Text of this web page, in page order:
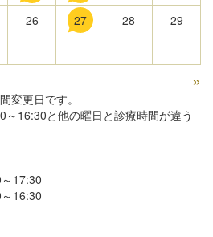
26 27 28
29
»
変更日です。
～16:30と他の曜日と診療時間が違う
17:30
16:30